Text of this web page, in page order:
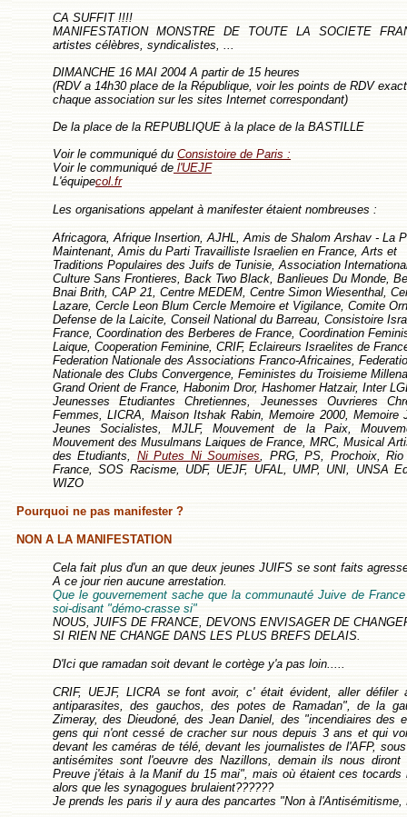
CA SUFFIT !!!!
MANIFESTATION MONSTRE DE TOUTE LA SOCIETE
artistes célèbres, syndicalistes, ...
DIMANCHE 16 MAI 2004 A partir de 15 heures
(RDV a 14h30 place de la République, voir les points de RDV
chaque association sur les sites Internet correspondant)
De la place de la REPUBLIQUE à la place de la BASTILLE
Voir le communiqué du Consistoire de Paris :
Voir le communiqué de l'UEJF
L'équipecol.fr
Les organisations appelant à manifester étaient nombreuses :
Africagora, Afrique Insertion, AJHL, Amis de Shalom Arshav - La
Maintenant, Amis du Parti Travailliste Israelien en France, Arts et
Traditions Populaires des Juifs de Tunisie, Association
Culture Sans Frontieres, Back Two Black, Banlieues Du Monde,
Bnai Brith, CAP 21, Centre MEDEM, Centre Simon Wiesenthal,
Lazare, Cercle Leon Blum Cercle Memoire et Vigilance, Comite
Defense de la Laicite, Conseil National du Barreau, Consistoire
France, Coordination des Berberes de France, Coordination
Laique, Cooperation Feminine, CRIF, Eclaireurs Israelites de
Federation Nationale des Associations Franco-Africaines,
Nationale des Clubs Convergence, Feministes du Troisieme
Grand Orient de France, Habonim Dror, Hashomer Hatzair, Inter
Jeunesses Etudiantes Chretiennes, Jeunesses Ouvrieres
Femmes, LICRA, Maison Itshak Rabin, Memoire 2000, Memoire
Jeunes Socialistes, MJLF, Mouvement de la Paix,
Mouvement des Musulmans Laiques de France, MRC, Musical
des Etudiants, Ni Putes Ni Soumises, PRG, PS, Prochoix,
France, SOS Racisme, UDF, UEJF, UFAL, UMP, UNI, UNSA
WIZO
Pourquoi ne pas manifester ?
NON A LA MANIFESTATION
Cela fait plus d'un an que deux jeunes JUIFS se sont faits
A ce jour rien aucune arrestation.
Que le gouvernement sache que la communauté Juive de
soi-disant "démo-crasse si"
NOUS, JUIFS DE FRANCE, DEVONS ENVISAGER DE
SI RIEN NE CHANGE DANS LES PLUS BREFS DELAIS.
D'Ici que ramadan soit devant le cortège y'a pas loin.....
CRIF, UEJF, LICRA se font avoir, c' était évident, aller défiler
antiparasites, des gauchos, des potes de Ramadan", de la
Zimeray, des Dieudoné, des Jean Daniel, des "incendiaires des
gens qui n'ont cessé de cracher sur nous depuis 3 ans et qui
devant les caméras de télé, devant les journalistes de l'AFP,
antisémites sont l'oeuvre des Nazillons, demain ils nous
Preuve j'étais à la Manif du 15 mai", mais où étaient ces
alors que les synagogues brulaient??????
Je prends les paris il y aura des pancartes "Non à